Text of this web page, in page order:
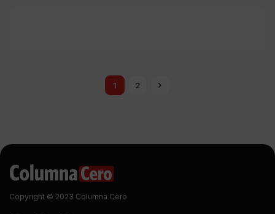
1 2
Copyright © 2023 Columna Cero